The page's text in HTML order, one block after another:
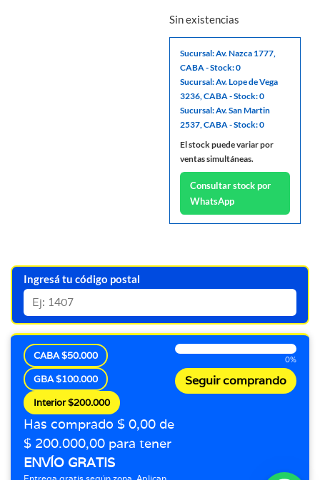
Sin existencias
Sucursal: Av. Nazca 1777,
CABA - Stock: 0
Sucursal: Av. Lope de Vega
3236, CABA - Stock: 0
Sucursal: Av. San Martin
2537, CABA - Stock: 0
El stock puede variar por
ventas simultáneas.
Consultar stock por
WhatsApp
Ingresá tu código postal
CABA $50.000
GBA $100.000
Interior $200.000
Has comprado $ 0,00 de
$ 200.000,00 para tener
ENVÍO GRATIS
0%
Seguir comprando